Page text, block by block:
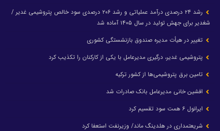
رشد ۲۴ درصدی درآمد عملیاتی و رشد ۲۰۶ درصدی سود خالص پتروشیمی غدیر /
شغدیر برای جهش تولید در سال ۱۴۰۵ آماده شد
تغییر در هیأت مدیره صندوق بازنشستگی کشوری
پتروشیمی غدیر، درگیری مدیرعامل با یکی از کارکنان را تکذیب کرد
تامین برق پتروشیمی‌ها از کشور ترکیه
افشین خانی مدیرعامل بانک صادرات شد
ایرانول ۶ همت سود تقسیم کرد
شریعتمداری در هلدینگ ماند/ وزیرنفت استعفا کرد